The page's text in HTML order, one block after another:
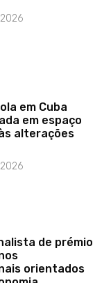
em Cuba
em espaço
alterações
de prémio
orientados